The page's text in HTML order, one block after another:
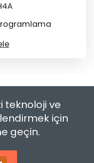
teknoloji ve
için
geçin.